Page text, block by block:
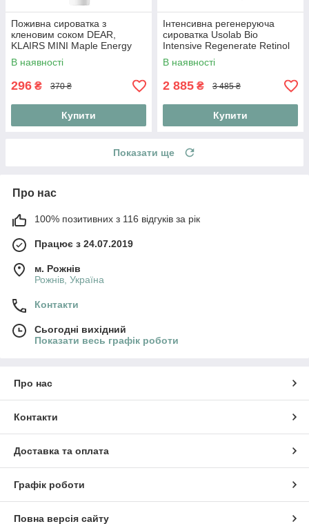
Поживна сироватка з
кленовим соком DEAR,
KLAIRS MINI Maple Energy
Infusing Serum 10 ml
В наявності
296 ₴ 370 ₴
Купити
Інтенсивна регенеруюча
сироватка Usolab Bio
Intensive Regenerate Retinol
Ampoule 30 мл
В наявності
2 885 ₴ 3 485 ₴
Купити
Показати ще
Про нас
100% позитивних з 116 відгуків за рік
Працює з 24.07.2019
м. Рожнів
Рожнів, Україна
Контакти
Сьогодні вихідний
Показати весь графік роботи
Про нас
Контакти
Доставка та оплата
Графік роботи
Повна версія сайту